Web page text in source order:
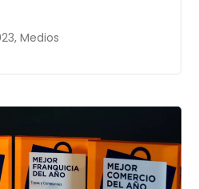
,Medios